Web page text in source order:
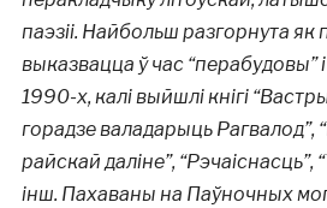
паэзіі. Найбольш разгорнута як
выказвацца ў час “перабудовы”
1990-х, калі выйшлі кнігі
горадзе валадарыць Рагвалод”,
райскай даліне”, “Рэчаіснасць”,
інш. Пахаваны на Паўночных